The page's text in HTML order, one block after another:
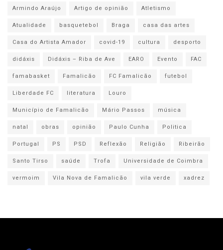
Armindo Araújo Artigo de opinião
Atletismo
Atualidade
basquetebol Braga
casa das artes
Casa do Artista Amador
covid-19 cultura
desporto
didáxis
Didáxis – Riba de Ave EARO Evento
FAC
famabasket
Famalicão FC Famalicão
futebol
Liberdade FC
literatura
Louro
Município de Famalicão
Mário Passos
música
natal
obras opinião Paulo Cunha
Politica
Portugal
PS PSD Reflexão Religião
Ribeirão
Santo Tirso
saúde Trofa
Universidade de Coimbra
vermoim
Vila Nova de Famalicão vila verde xadrez